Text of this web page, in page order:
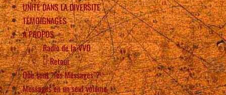
UNITÉ DANS LA DIVERSITÉ
TÉMOIGNAGES
À PROPOS
Radio de la VVD
Retour
Que sont “les Messages”?
Messages en un seul volume